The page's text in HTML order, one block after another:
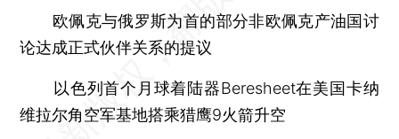
欧佩克与俄罗斯为首的部分非欧佩克产油国讨
论达成正式伙伴关系的提议
以色列首个月球着陆器Beresheet在美国卡纳
维拉尔角空军基地搭乘猎鹰9火箭升空